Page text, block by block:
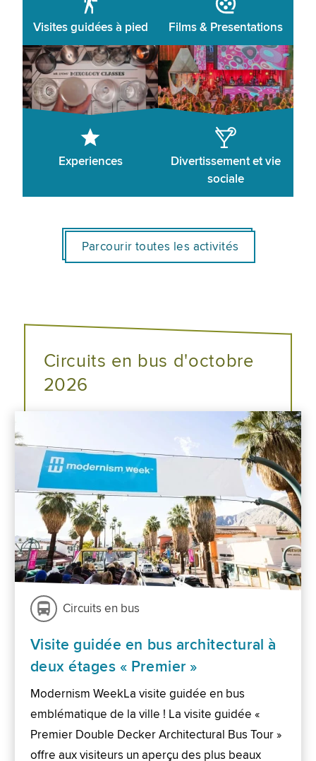
Visites guidées à pied Films & Presentations
Experiences
Divertissement et vie
sociale
Parcourir toutes les activités
Circuits en bus d'octobre
2026
Circuits en bus
Visite guidée en bus architectural à
deux étages « Premier »
Modernism WeekLa visite guidée en bus
emblématique de la ville ! La visite guidée «
Premier Double Decker Architectural Bus Tour »
offre aux visiteurs un aperçu des plus beaux